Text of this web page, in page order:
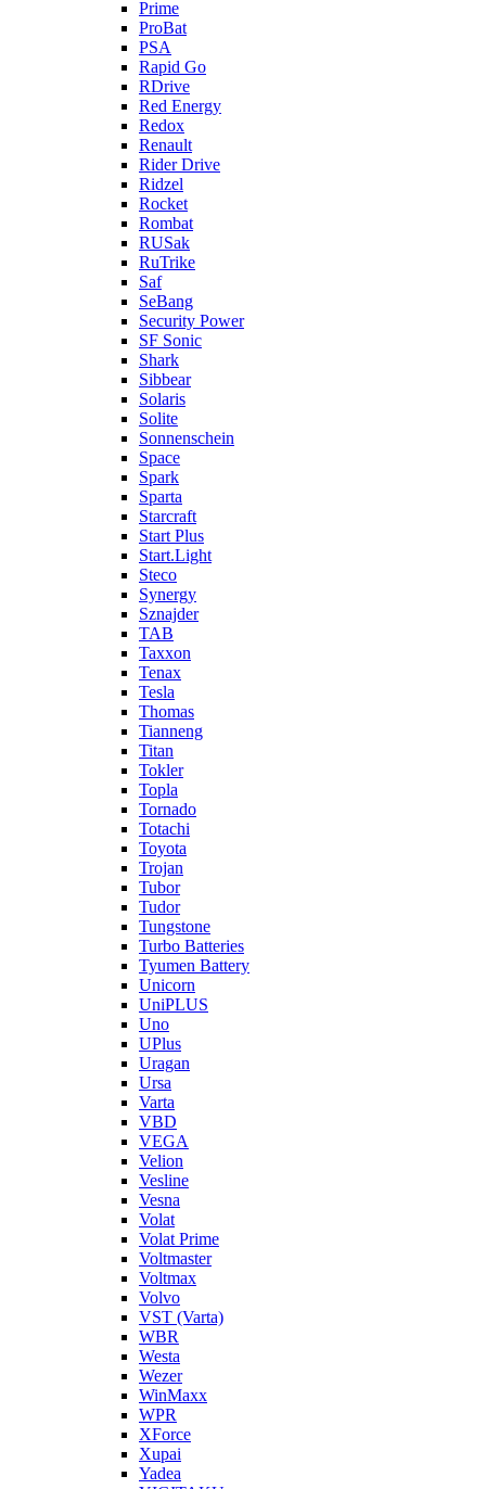
Prime
ProBat
PSA
Rapid Go
RDrive
Red Energy
Redox
Renault
Rider Drive
Ridzel
Rocket
Rombat
RUSak
RuTrike
Saf
SeBang
Security Power
SF Sonic
Shark
Sibbear
Solaris
Solite
Sonnenschein
Space
Spark
Sparta
Starcraft
Start Plus
Start.Light
Steco
Synergy
Sznajder
TAB
Taxxon
Tenax
Tesla
Thomas
Tianneng
Titan
Tokler
Topla
Tornado
Totachi
Toyota
Trojan
Tubor
Tudor
Tungstone
Turbo Batteries
Tyumen Battery
Unicorn
UniPLUS
Uno
UPlus
Uragan
Ursa
Varta
VBD
VEGA
Velion
Vesline
Vesna
Volat
Volat Prime
Voltmaster
Voltmax
Volvo
VST (Varta)
WBR
Westa
Wezer
WinMaxx
WPR
XForce
Xupai
Yadea